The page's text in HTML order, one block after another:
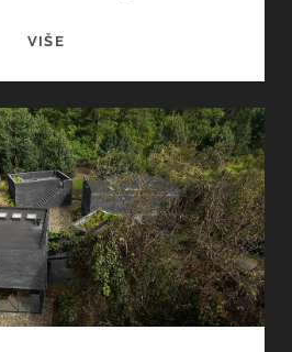
VIŠESNØHETTA
PLANETARIJUM
UŠUŠKAN
U
NORVEŠKOJ
ŠUMI